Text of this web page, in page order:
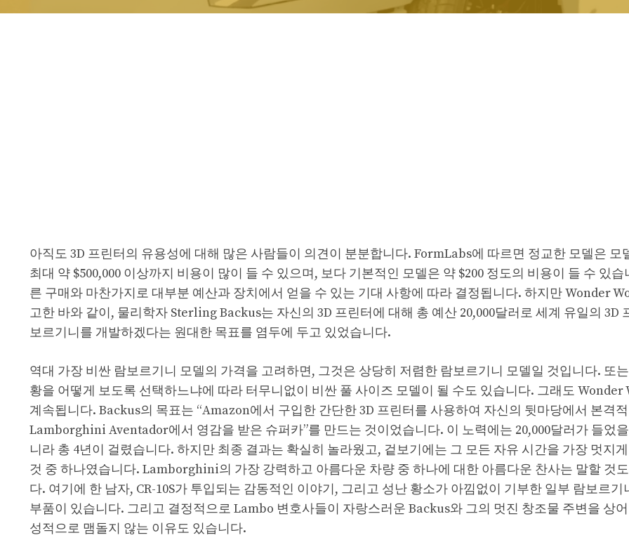
아직도 3D 프린터의 유용성에 대해 많은 사람들이 의견이 분분합니다. FormLabs에 따르면 정교한 모델은 모
최대 약 $500,000 이상까지 비용이 많이 들 수 있으며, 보다 기본적인 모델은 약 $200 정도의 비용이 들 수 있습
른 구매와 마찬가지로 대부분 예산과 장치에서 얻을 수 있는 기대 사항에 따라 결정됩니다. 하지만 Wonder
고한 바와 같이, 물리학자 Sterling Backus는 자신의 3D 프린터에 대해 총 예산 20,000달러로 세계 유일의 3D
보르기니를 개발하겠다는 원대한 목표를 염두에 두고 있었습니다.
역대 가장 비싼 람보르기니 모델의 가격을 고려하면, 그것은 상당히 저렴한 람보르기니 모델일 것입니다. 또
황을 어떻게 보도록 선택하느냐에 따라 터무니없이 비싼 풀 사이즈 모델이 될 수도 있습니다. 그래도 Wonder
계속됩니다. Backus의 목표는 “Amazon에서 구입한 간단한 3D 프린터를 사용하여 자신의 뒷마당에서 본격
Lamborghini Aventador에서 영감을 받은 슈퍼카”를 만드는 것이었습니다. 이 노력에는 20,000달러가 들었
니라 총 4년이 걸렸습니다. 하지만 최종 결과는 확실히 놀라웠고, 겉보기에는 그 모든 자유 시간을 가장 멋지
것 중 하나였습니다. Lamborghini의 가장 강력하고 아름다운 차량 중 하나에 대한 아름다운 찬사는 말할 것
다. 여기에 한 남자, CR-10S가 투입되는 감동적인 이야기, 그리고 성난 황소가 아낌없이 기부한 일부 람보르기
부품이 있습니다. 그리고 결정적으로 Lambo 변호사들이 자랑스러운 Backus와 그의 멋진 창조물 주변을 상
성적으로 맴돌지 않는 이유도 있습니다.